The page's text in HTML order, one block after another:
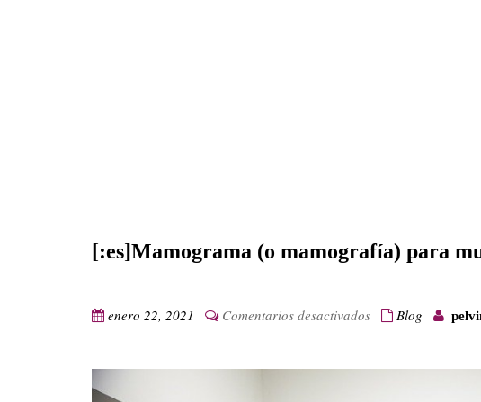
[:es]Mamograma (o mamografía) para
enero 22, 2021 Comentarios desactivadosen
Blog